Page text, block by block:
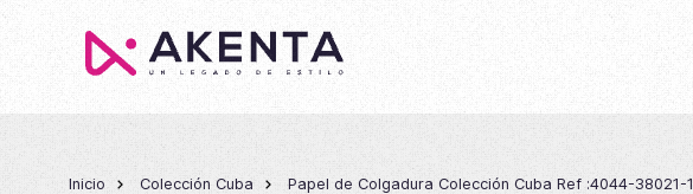
Inicio Colección Cuba Papel de Colgadura Colección Cuba Ref :4044-38021-1